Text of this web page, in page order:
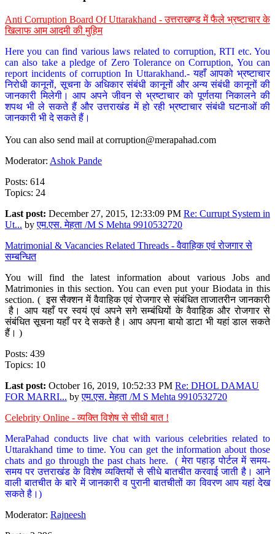
Anti Corruption Board Of Uttarakhand - उत्तराखण्ड में फैले भ्रष्टाचार के
खिलाफ आम आदमी की मुहिम
Here you can find various laws related to corruption, RTI etc. You
can also take a pledge of Zero Tolerance on Corruption, You can
report incidents of corruption In Uttarakhand.- यहाँ आपको भ्रष्टाचार
निरोधी कानूनों, सूचना के अधिकार संबंधी कानूनों और अन्य संबंधी कानूनों की
जानकारी मिलेगी। आप अपने जीवन से भ्रष्टाचार को पूर्णतया निकालने की
शपथ भी ले सकते हैं और उत्तराखंड में हो रही भ्रष्टाचार संबंधी घटनाओं की
जानकारी भी दे सकते हैं।
You can also send mail at corruption@merapahad.com
Moderator: Ashok Pande
Posts: 614
Topics: 24
Last post: December 27, 2015, 12:33:09 PM Re: Currupt System in
Ut... byएम.एस. मेहता /M S Mehta 9910532720
Matrimonial & Vacancies Related Threads - वैवाहिक एवं रोजगार से
सम्बन्धित
You will find the latest information about various Jobs and
Matrimonies in this section. You can even put your Biodata in this
section. ( इस सैक्शन में वैवाहिक एवं रोजगार से संबंधित ताजातरीन जानकारी
है। आप यहाँ पर स्वयं एवं अपने सगे सम्बंधियों के वैवाहिक और रोजगार से
संबंधित सूचना यहाँ पर दे सकते है। आप अपना बायो डाटा भी यहां डाल सकते
हैं। )
Posts: 439
Topics: 10
Last post: October 16, 2019, 10:52:33 PM Re: DHOL DAMAU
FOR MARRI... byएम.एस. मेहता /M S Mehta 9910532720
Celebrity Online - व्यक्ति विशेष से सीधी बात !
MeraPahad conducts live chat with various celebrities related to
Uttarakhand time to time. You can get the information about those
chats and go through the past chats here. ( मेरा पहाड़ पोर्टल में समय-
समय पर उत्तराखंड के विशेष व्यक्तियों से सीधे बातचीत करवाई जाती है। आने
वाली बातचीत के बारे में जानकारी व पुरानी बातचीतों का विवरण आप यहां देख
सकते है।)
Moderator: Rajneesh